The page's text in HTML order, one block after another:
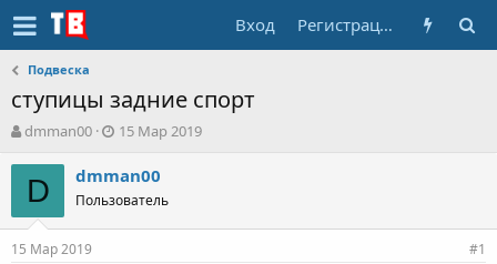
Вход Регистрация
Подвеска
ступицы задние спорт
А
т
т
е
dmman00
Д
т
н
а
15 Мар 2019
D dmman00
Пользователь
15 Мар 2019 #1